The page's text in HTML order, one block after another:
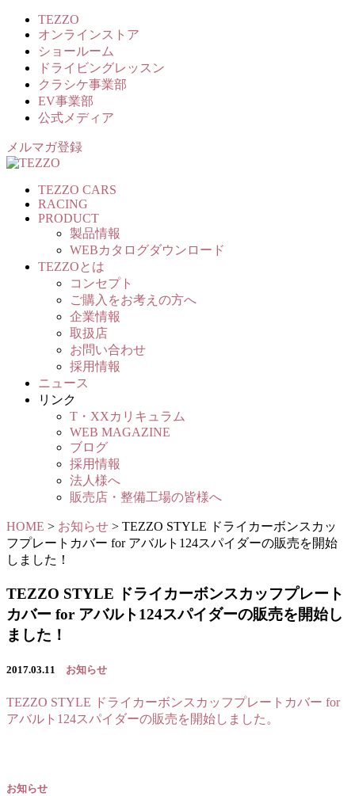
TEZZO
オンラインストア
ショールーム
ドライビングレッスン
クラシケ事業部
EV事業部
公式メディア
メルマガ登録
TEZZO CARS
RACING
PRODUCT
製品情報
WEBカタログダウンロード
TEZZOとは
コンセプト
ご購入をお考えの方へ
企業情報
取扱店
お問い合わせ
採用情報
ニュース
リンク
T・XXカリキュラム
WEB MAGAZINE
ブログ
採用情報
法人様へ
販売店・整備工場の皆様へ
HOME > お知らせ > TEZZO STYLE ドライカーボンスカッ
フプレートカバー for アバルト124スパイダーの販売を開始
しました！
TEZZO STYLE ドライカーボンスカッフプレート
カバー for アバルト124スパイダーの販売を開始し
ました！
2017.03.11 お知らせ
TEZZO STYLE ドライカーボンスカッフプレートカバー for
アバルト124スパイダーの販売を開始しました。
お知らせ